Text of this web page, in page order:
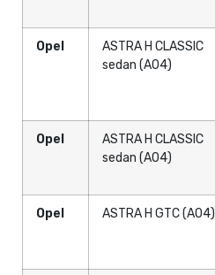
Opel
ASTRA H CLASSIC
sedan (A04)
Opel
ASTRA H CLASSIC
sedan (A04)
Opel ASTRA H GTC (A04)